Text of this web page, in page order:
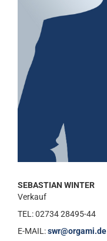
SEBASTIAN WINTER
Verkauf
TEL: 02734 28495-44
E-MAIL:swr@orgami.de